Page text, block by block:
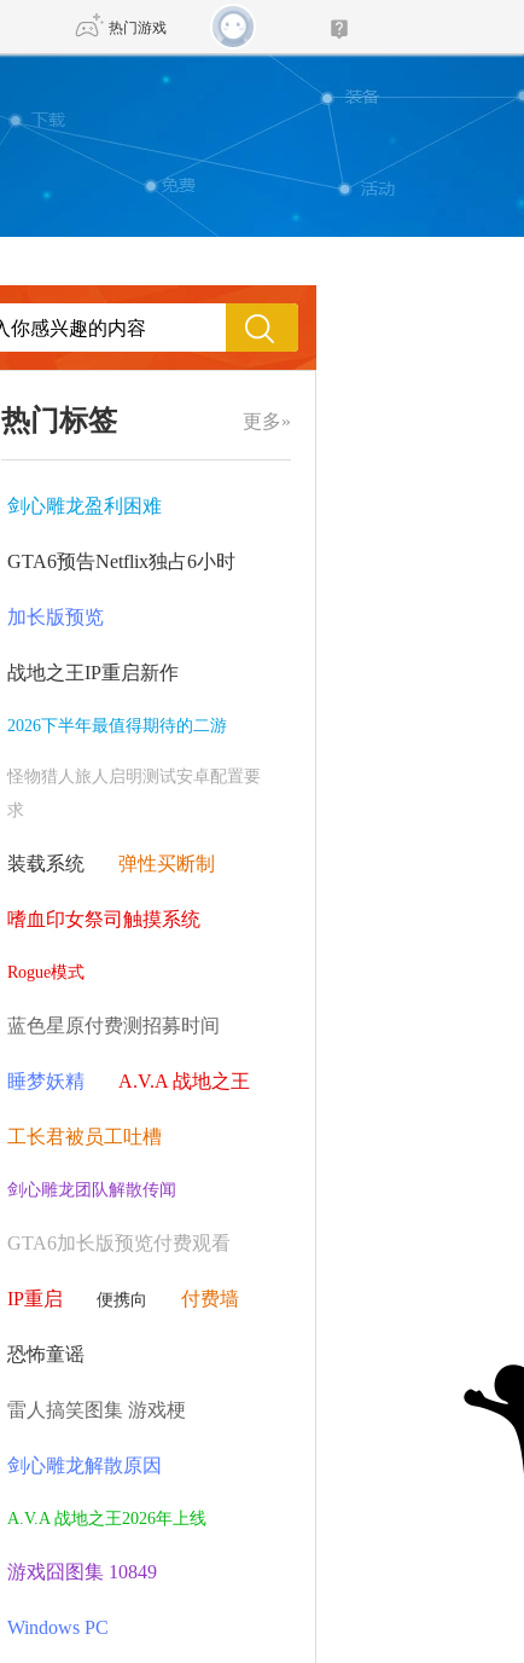
热门游戏
DNF 传奇4
诛仙世界 新仙侠5
更多»
热门标签
剑心雕龙盈利困难
GTA6预告Netflix独占6小时
加长版预览
战地之王IP重启新作
2026下半年最值得期待的二游
怪物猎人旅人启明测试安卓配置要
求
装载系统 弹性买断制
嗜血印女祭司触摸系统
Rogue模式
蓝色星原付费测招募时间
睡梦妖精 A.V.A 战地之王
工长君被员工吐槽
剑心雕龙团队解散传闻
GTA6加长版预览付费观看
IP重启 便携向 付费墙
恐怖童谣
雷人搞笑图集 游戏梗
剑心雕龙解散原因
A.V.A 战地之王2026年上线
游戏囧图集 10849
Windows PC